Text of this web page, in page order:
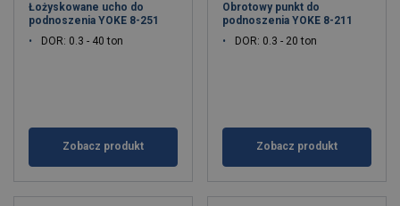
Łożyskowane ucho do
podnoszenia YOKE 8-251
DOR: 0.3 - 40 ton
Zobacz produkt
Obrotowy punkt do
podnoszenia YOKE 8-211
DOR: 0.3 - 20 ton
Zobacz produkt